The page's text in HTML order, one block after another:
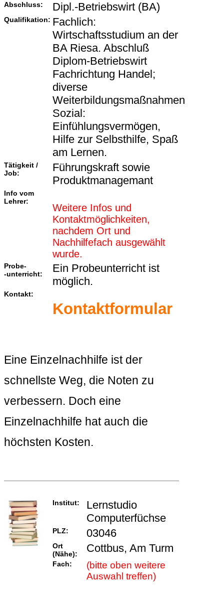
Abschluss: Dipl.-Betriebswirt (BA)
Qualifikation: Fachlich:
Wirtschaftsstudium an der
BA Riesa. Abschluß
Diplom-Betriebswirt
Fachrichtung Handel;
diverse
Weiterbildungsmaßnahmen
Sozial:
Einfühlungsvermögen,
Hilfe zur Selbsthilfe, Spaß
am Lernen.
Tätigkeit /
Job:
Führungskraft sowie
Produktmanagemant
Info vom
Lehrer:
Weitere Infos und
Kontaktmöglichkeiten,
nachdem Ort und
Nachhilfefach ausgewählt
wurde.
Probe-
-unterricht:
Ein Probeunterricht ist
möglich.
Kontakt:
Kontaktformular
Eine Einzelnachhilfe ist der
schnellste Weg, die Noten zu
verbessern. Doch eine
Einzelnachhilfe hat auch die
höchsten Kosten.
Institut:
Lernstudio
Computerfüchse
PLZ: 03046
Ort
(Nähe):
Cottbus, Am Turm
Fach:
(bitte oben weitere
Auswahl treffen)